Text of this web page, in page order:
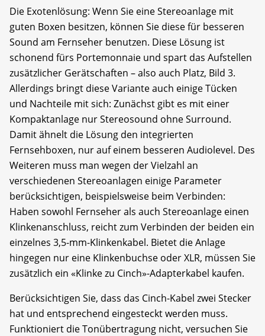
Die Exotenlösung: Wenn Sie eine Stereoanlage mit
guten Boxen besitzen, können Sie diese für besseren
Sound am Fernseher benutzen. Diese Lösung ist
schonend fürs Portemonnaie und spart das Aufstellen
zusätzlicher Gerätschaften – also auch Platz, Bild 3.
Allerdings bringt diese Variante auch einige Tücken
und Nachteile mit sich: Zunächst gibt es mit einer
Kompaktanlage nur Stereosound ohne Surround.
Damit ähnelt die Lösung den integrierten
Fernsehboxen, nur auf einem besseren Audiolevel. Des
Weiteren muss man wegen der Vielzahl an
verschiedenen Stereoanlagen einige Parameter
berücksichtigen, beispielsweise beim Verbinden:
Haben sowohl Fernseher als auch Stereoanlage einen
Klinkenanschluss, reicht zum Verbinden der beiden ein
einzelnes 3,5-mm-Klinkenkabel. Bietet die Anlage
hingegen nur eine Klinkenbuchse oder XLR, müssen Sie
zusätzlich ein «Klinke zu Cinch»-Adapterkabel kaufen.
Berücksichtigen Sie, dass das Cinch-Kabel zwei Stecker
hat und entsprechend eingesteckt werden muss.
Funktioniert die Tonübertragung nicht, versuchen Sie